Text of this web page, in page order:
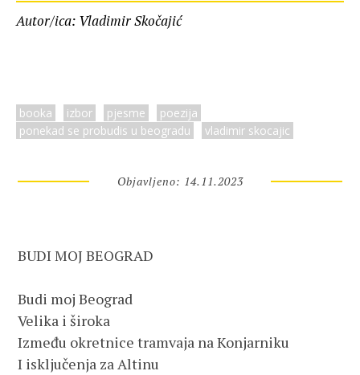
Autor/ica: Vladimir Skočajić
booka izbor pjesme
poezija
ponekad se probudis u beogradu
vladimir skocajic
Objavljeno: 14.11.2023
BUDI MOJ BEOGRAD
Budi moj Beograd
Velika i široka
Između okretnice tramvaja na Konjarniku
I isključenja za Altinu